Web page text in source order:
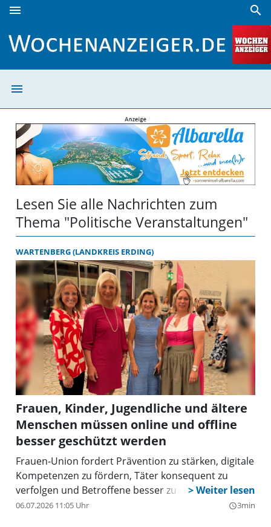
menu search
menu
Lesen Sie alle Nachrichten zum
Thema "Politische Veranstaltungen"
WARTENBERG (LANDKREIS ERDING)
Frauen, Kinder, Jugendliche und ältere
Menschen müssen online und offline
besser geschützt werden
Frauen-Union fordert Prävention zu stärken, digitale
Kompetenzen zu fördern, Täter konsequent zu
verfolgen und Betroffene besser zu unterstützen.
06.07.2026 11:05 Uhr query_builder3min